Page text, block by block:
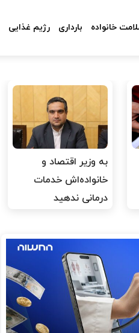
خانواده بارداری رژیم غذایی
به وزیر اقتصاد و
خانواده‌اش خدمات
درمانی ندهید